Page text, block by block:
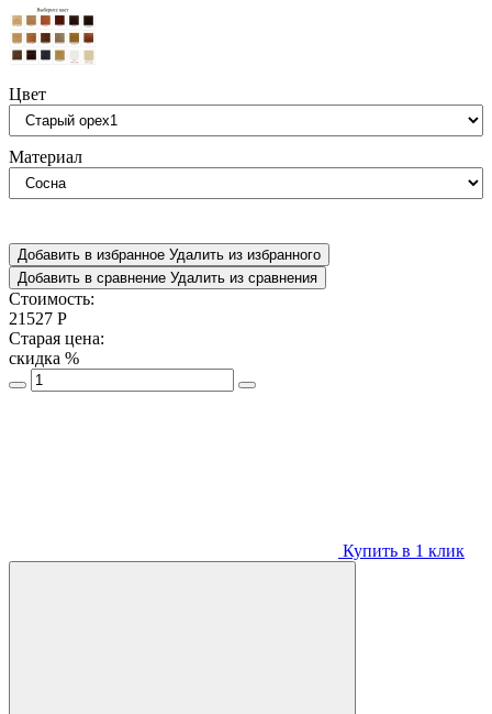
Цвет
Материал
Добавить в избранное Удалить из избранного
Добавить в сравнение Удалить из сравнения
Стоимость:
21527 Р
Старая цена:
скидка %
Купить в 1 клик